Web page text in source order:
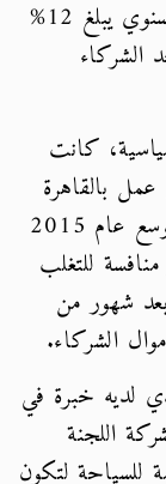
150 مليون جنيه، وكان معدل الأرباح السنوي يبلغ 12%
الشركاء
عام 2014 بتهم سياسية، كانت
بالقاهرة
وإحدى المحافظات، وكان لدينا خطة للتوسع عام 2015
للتغلب
شهور من
الشركاء.
لديه خبرة في
اللجنة
للسياحة لتكون